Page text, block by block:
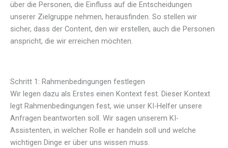
über die Personen, die Einfluss auf die Entscheidungen
unserer Zielgruppe nehmen, herausfinden. So stellen wir
sicher, dass der Content, den wir erstellen, auch die Personen
anspricht, die wir erreichen möchten.
Schritt 1: Rahmenbedingungen festlegen
Wir legen dazu als Erstes einen Kontext fest. Dieser Kontext
legt Rahmenbedingungen fest, wie unser KI-Helfer unsere
Anfragen beantworten soll. Wir sagen unserem KI-
Assistenten, in welcher Rolle er handeln soll und welche
wichtigen Dinge er über uns wissen muss.